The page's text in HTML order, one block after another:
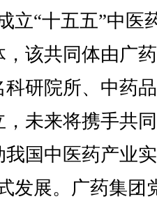
立“十五五”中医
该共同体由广
研院所、中药
未来将携手共
国中医药产业
发展。广药集团